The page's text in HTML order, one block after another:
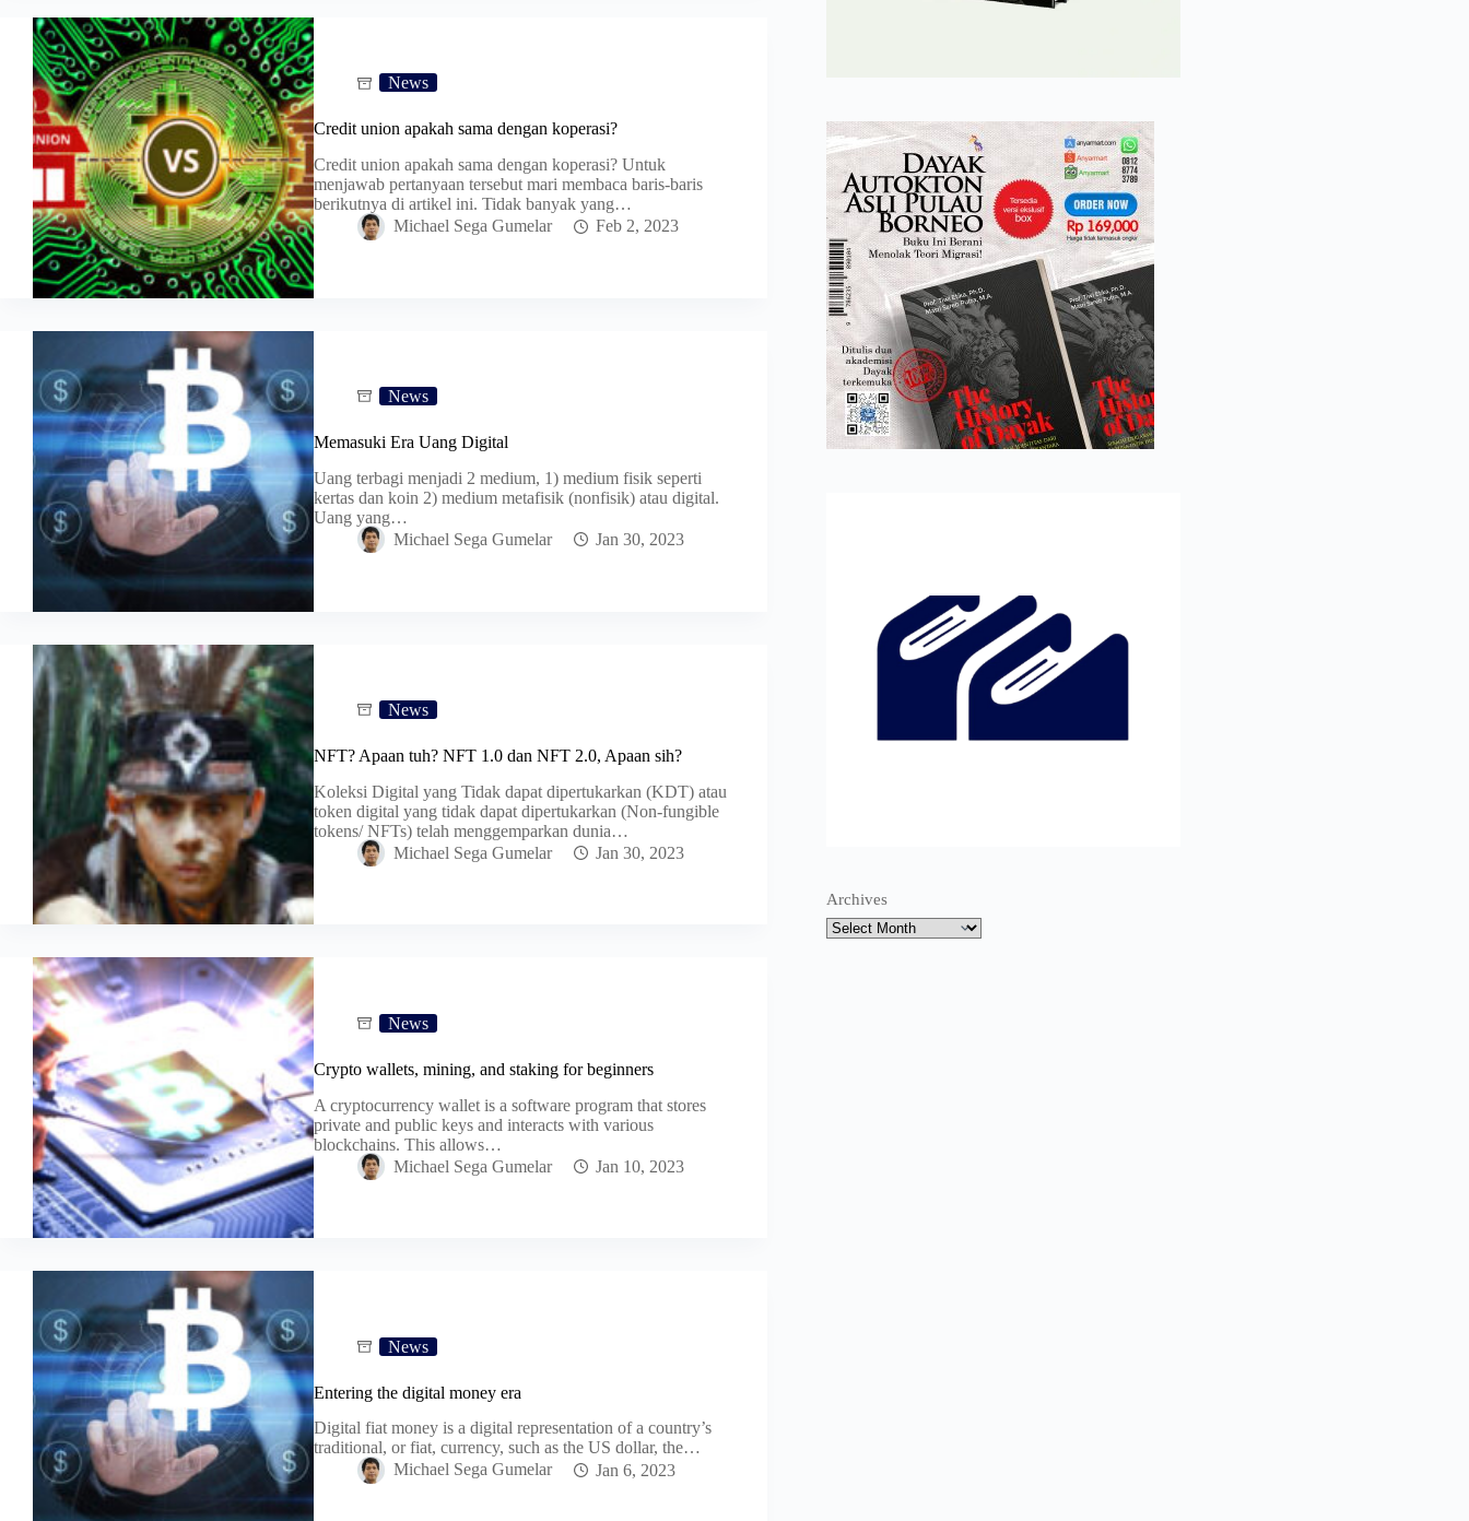
News
Credit union apakah sama dengan koperasi?
Credit union apakah sama dengan koperasi? Untuk
menjawab pertanyaan tersebut mari membaca baris-baris
berikutnya di artikel ini. Tidak banyak yang…
Michael Sega Gumelar
Feb 2, 2023
News
Memasuki Era Uang Digital
Uang terbagi menjadi 2 medium, 1) medium fisik seperti
kertas dan koin 2) medium metafisik (nonfisik) atau digital.
Uang yang…
Michael Sega Gumelar
Jan 30, 2023
News
NFT? Apaan tuh? NFT 1.0 dan NFT 2.0, Apaan sih?
Koleksi Digital yang Tidak dapat dipertukarkan (KDT) atau
token digital yang tidak dapat dipertukarkan (Non-fungible
tokens/ NFTs) telah menggemparkan dunia…
Michael Sega Gumelar
Jan 30, 2023
News
Crypto wallets, mining, and staking for beginners
A cryptocurrency wallet is a software program that stores
private and public keys and interacts with various
blockchains. This allows…
Michael Sega Gumelar
Jan 10, 2023
News
Entering the digital money era
Digital fiat money is a digital representation of a country’s
traditional, or fiat, currency, such as the US dollar, the…
Michael Sega Gumelar
Jan 6, 2023
Archives